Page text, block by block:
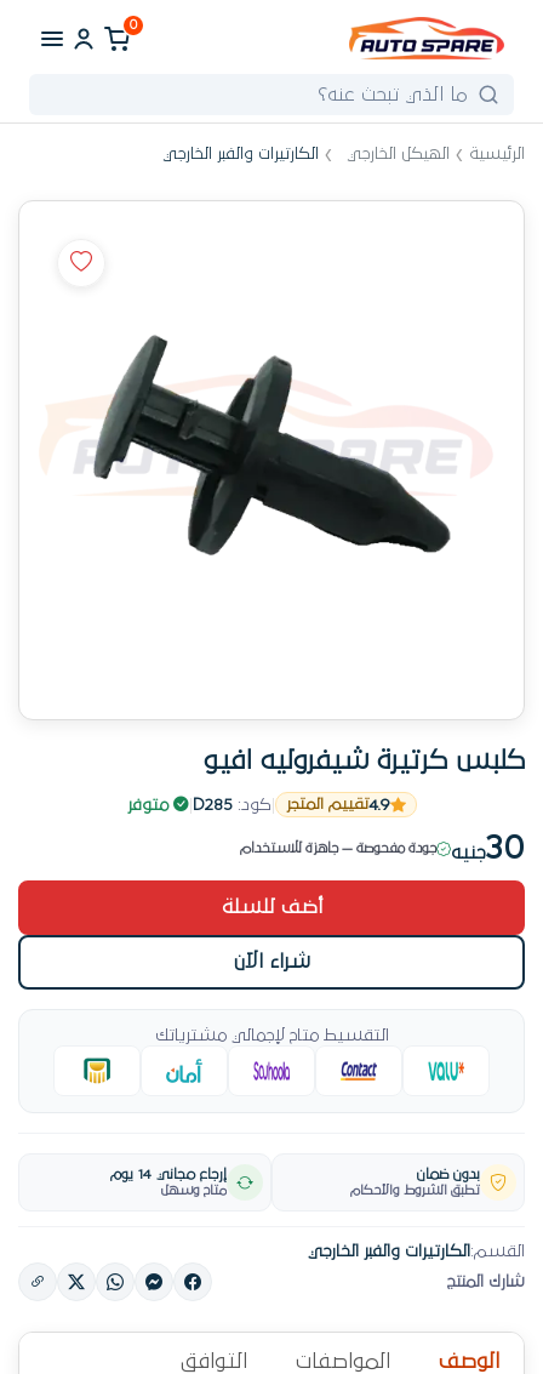
0
الرئيسية الهيكل الخارجي الكارتيرات والفبر الخارجي
كلبس كرتيرة شيفروليه افيو
4.9تقييم المتجر كود:D285
| متوفر
30جنيه
باقي قطعة واحدة
جودة مفحوصة — جاهزة للاستخدام
المنتج ده مطلوب حالياً
المخزون بيتحرك بسرعةأضف للسلة
شراء الآن
التقسيط متاح لإجمالي مشترياتك
بدون ضمان
تطبق الشروط والأحكام
إرجاع مجاني 14 يوم
متاح وسهل
القسم: الكارتيرات والفبر الخارجي
شارك المنتج
الوصف المواصفات التوافق